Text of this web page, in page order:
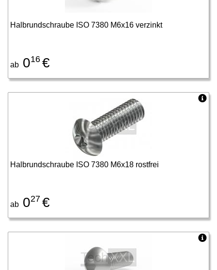
Halbrundschraube ISO 7380 M6x16 verzinkt
ab 016 €
Halbrundschraube ISO 7380 M6x18 rostfrei
ab 027 €